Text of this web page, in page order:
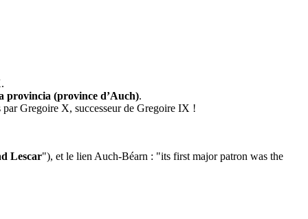
provincia (province d’Auch).
Gregoire X, successeur de Gregoire IX !
Lescar"), et le lien Auch-Béarn : "its first major patron was the